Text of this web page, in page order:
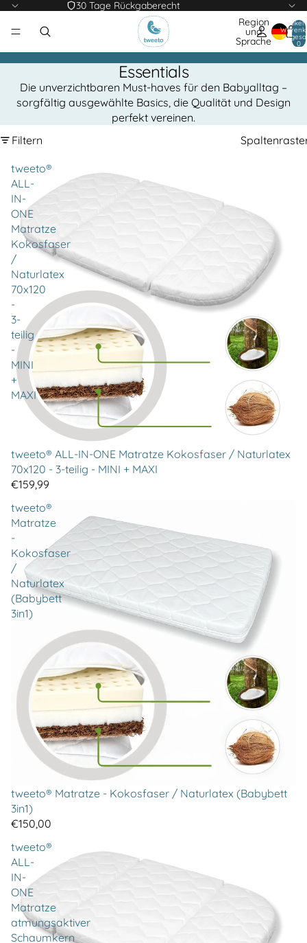
30 Tage Rückgaberecht
Region
und
Sprache
Artikel
0
Essentials
Die unverzichtbaren Must-haves für den Babyalltag –
sorgfältig ausgewählte Basics, die Qualität und Design
perfekt vereinen.
Filtern
tweeto®
ALL-
IN-
ONE
Matratze
Kokosfaser
/
Naturlatex
70x120
-
3-
teilig
-
MINI
+
MAXI
tweeto® ALL-IN-ONE Matratze Kokosfaser / Naturlatex
70x120 - 3-teilig - MINI + MAXI
€159,99
tweeto®
Matratze
-
Kokosfaser
/
Naturlatex
(Babybett
3in1)
tweeto® Matratze - Kokosfaser / Naturlatex (Babybett
3in1)
€150,00
tweeto®
ALL-
IN-
ONE
Matratze
atmungsaktiver
Schaumkern